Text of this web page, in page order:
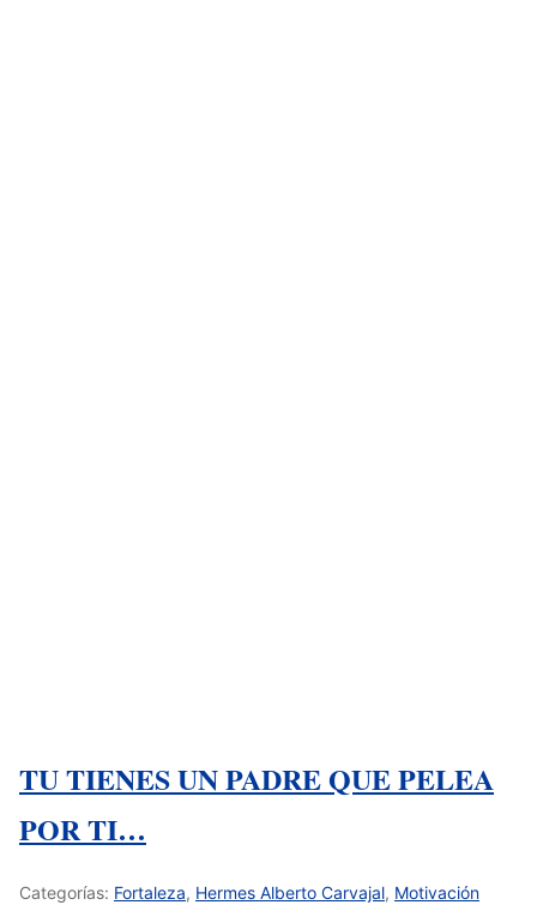
TU TIENES UN PADRE QUE PELEA
POR TI…
Categorías: Fortaleza, Hermes Alberto Carvajal, Motivación